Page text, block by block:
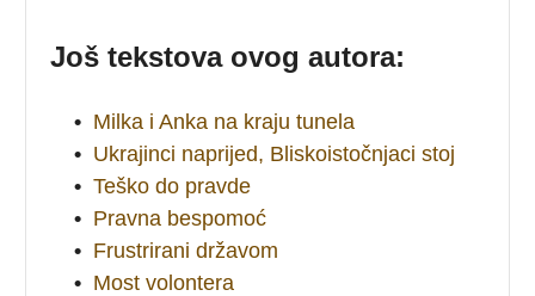
Još tekstova ovog autora:
• Milka i Anka na kraju tunela
• Ukrajinci naprijed, Bliskoistočnjaci stoj
• Teško do pravde
• Pravna bespomoć
• Frustrirani državom
• Most volontera